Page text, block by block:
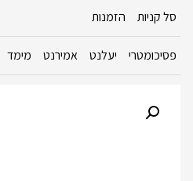
סל קניות הזמנות
פסיכומטרי יעלנט אמירנט מימד